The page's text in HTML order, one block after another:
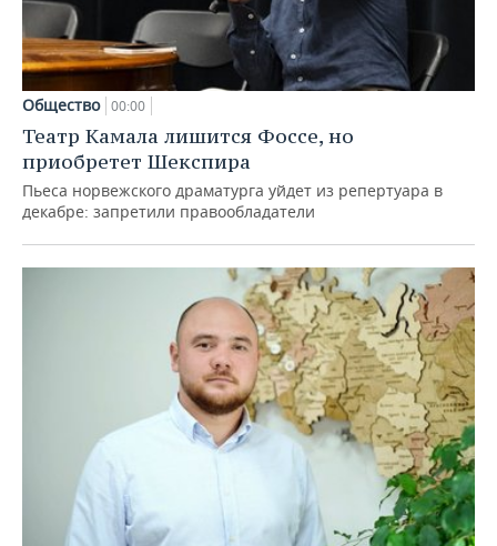
Общество 00:00
Театр Камала лишится Фоссе, но
приобретет Шекспира
Пьеса норвежского драматурга уйдет из репертуара в
декабре: запретили правообладатели